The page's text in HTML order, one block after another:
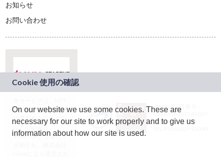
お知らせ
お問い合わせ
ドコモグループの新
規事業創出プログラ
ム「docomo
STARTUP」を通じて
JASRAC許諾番号：
9024936001Y45037
JASRAC許諾番号：
On our website we use some cookies. These are
necessary for our site to work properly and to give us
information about how our site is used.